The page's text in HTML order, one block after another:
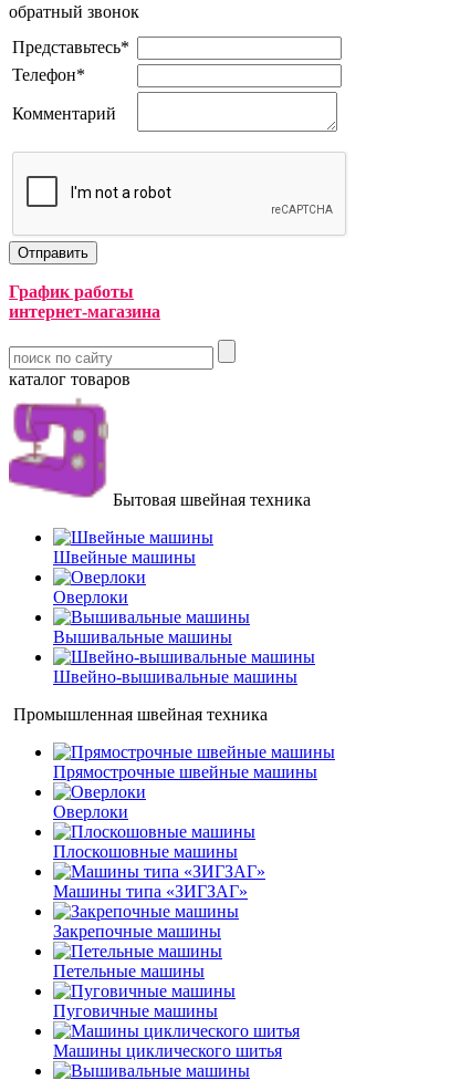
обратный звонок
Представьтесь*
Телефон*
Комментарий
График работы
интернет-магазина
каталог товаров
Бытовая швейная техника
Швейные машины
Оверлоки
Вышивальные машины
Швейно-вышивальные машины
Промышленная швейная техника
Прямострочные швейные машины
Оверлоки
Плоскошовные машины
Машины типа «ЗИГЗАГ»
Закрепочные машины
Петельные машины
Пуговичные машины
Машины циклического шитья